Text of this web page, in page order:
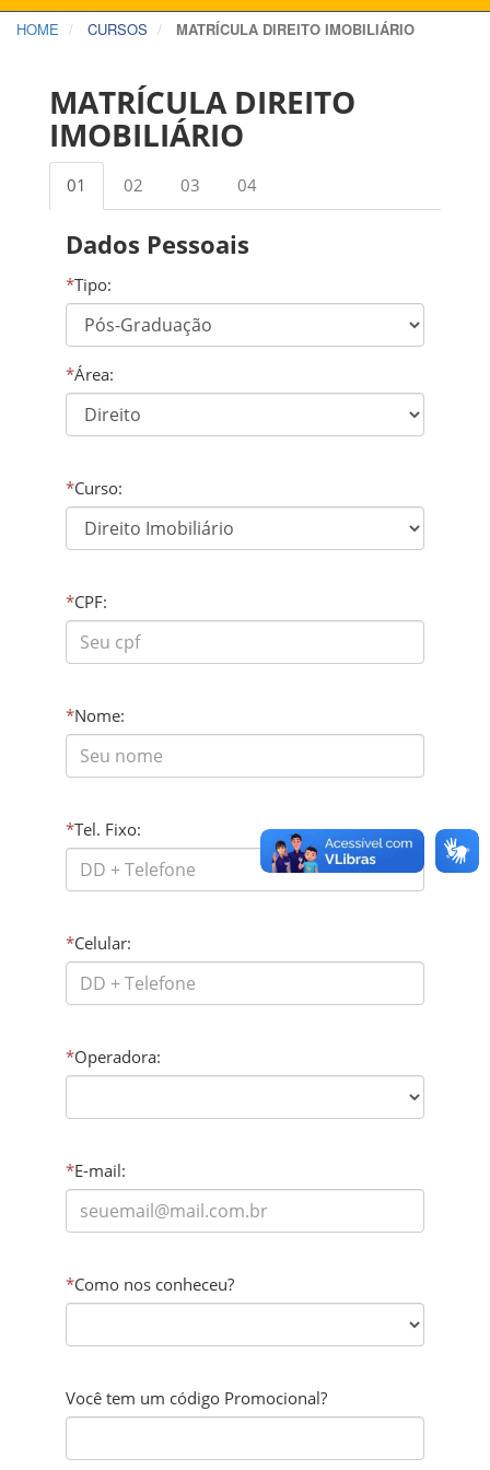
HOME CURSOS MATRÍCULA DIREITO IMOBILIÁRIO
MATRÍCULA DIREITO
IMOBILIÁRIO
01 02 03 04
Dados Pessoais
*Tipo:
*Área:
*Curso:
*CPF:
*Nome:
*Tel. Fixo:
*Celular:
*Operadora:
*E-mail:
*Como nos conheceu?
Você tem um código Promocional?